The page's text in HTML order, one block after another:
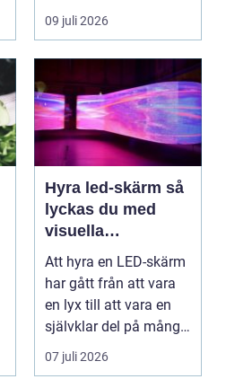
09 juli 2026
Hyra led-skärm så
lyckas du med
visuella
upplevelser på
event
Att hyra en LED-skärm
har gått från att vara
en lyx till att vara en
självklar del på många
event, m...
07 juli 2026